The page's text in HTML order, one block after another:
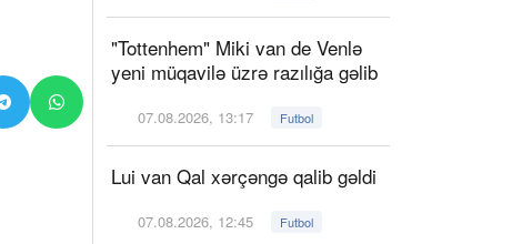
"Tottenhem" Miki van de Venlə
yeni müqavilə üzrə razılığa gəlib
07.08.2026, 13:17 Futbol
Lui van Qal xərçəngə qalib gəldi
07.08.2026, 12:45 Futbol